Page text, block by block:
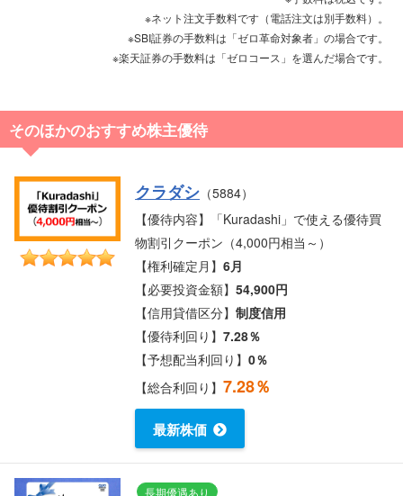
※ネット注文手数料です（電話注文は別手数料）。
※SBI証券の手数料は「ゼロ革命対象者」の場合です。
※楽天証券の手数料は「ゼロコース」を選んだ場合です。
そのほかのおすすめ株主優待
クラダシ （5884）
【優待内容】「Kuradashi」で使える優待買
物割引クーポン（4,000円相当～）
【権利確定月】6月
【必要投資金額】54,900円
【信用貸借区分】制度信用
【優待利回り】7.28％
【予想配当利回り】0％
【総合利回り】7.28％
最新株価
長期優遇あり